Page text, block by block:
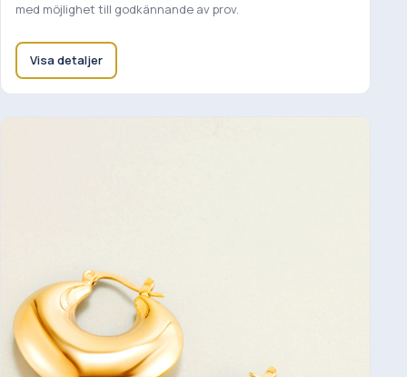
med möjlighet till godkännande av prov.
Visa detaljer